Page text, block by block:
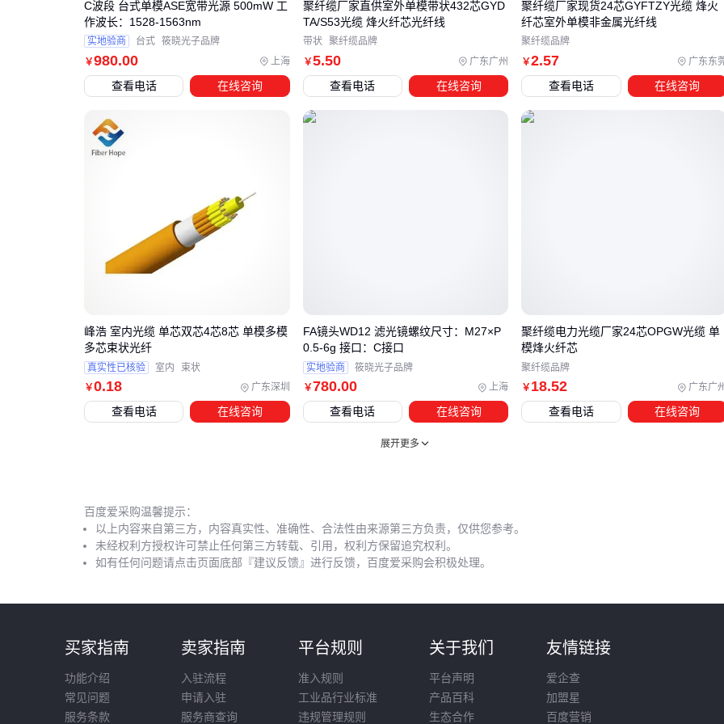
据实际传输距离和带宽需求绘制成本曲线，往往能发现最优
解。
四、为什么光缆捆扎带和固定夹具比想象中更重要？
选定光纤纤芯后，配套设备的兼容性往往被低估。跳线连接器
和光缆捆扎带的材质差异可能导致信号衰减或物理损伤——例
金属配件与纤芯热膨胀系数差异造成的季节性松动
实际部署时， ADSS光缆固定夹具
响，而数据中心更适合用可快速拆卸的捆扎带。这些细节差异
直接影响后期维护成本。
五、容易被忽视的弯曲半径和清洁维护陷阱
升。多模光纤的弯曲半径至少应是外径的10倍，单模光纤要求
更高。
避免用普通酒精清洁石英纤芯 这些动作需要
和光功率计配合验证效果。
长期来看，阻燃光缆接续盒 的密封性比价格更重要——潮湿
￥980.00 上海
C波段 台式单模ASE宽带光源 500mW 工
作波长：1528-1563nm
实地验商 台式 筱晓光子品牌
查看电话 在线咨询
￥5.50 广东广州
聚纤缆厂家直供室外单模带状432芯GYD
TA/S53光缆 烽火纤芯光纤线
带状 聚纤缆品牌
查看电话 在线咨询
￥2.57 广东东
聚纤缆厂家现货24芯GYFTZY光缆 烽火
纤芯室外单模非金属光纤线
聚纤缆品牌
查看电话 在线咨询
￥0.18 广东深圳
峰浩 室内光缆 单芯双芯4芯8芯 单模多模
多芯束状光纤
真实性已核验 室内 束状
查看电话 在线咨询
￥780.00 上海
FA镜头WD12 滤光镜螺纹尺寸：M27×P
0.5-6g 接口：C接口
实地验商 筱晓光子品牌
查看电话 在线咨询
￥ 18.52 广东广
聚纤缆电力光缆厂家24芯OPGW光缆 单
模烽火纤芯
聚纤缆品牌
查看电话 在线咨询
展开更多
百度爱采购温馨提示：
以上内容来自第三方，内容真实性、准确性、合法性由来源第三方负责，仅供您参考。
未经权利方授权许可禁止任何第三方转载、引用，权利方保留追究权利。
如有任何问题请点击页面底部『建议反馈』进行反馈，百度爱采购会积极处理。
买家指南
功能介绍
常见问题
服务条款
卖家指南
入驻流程
申请入驻
服务商查询
平台规则
准入规则
工业品行业标准
违规管理规则
关于我们
平台声明
产品百科
生态合作
友情链接
爱企查
加盟星
百度营销